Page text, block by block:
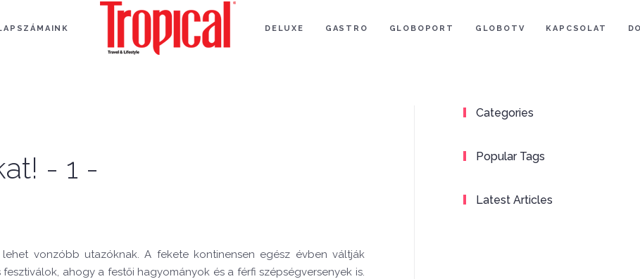
DELUXE GASTRO GLOBOPORT GLOBOTV KAPCSOLAT
- 1 -
vonzóbb utazóknak. A fekete kontinensen egész évben váltják
ahogy a festői hagyományok és a férfi szépségversenyek is.
Categories
Popular Tags
Latest Articles